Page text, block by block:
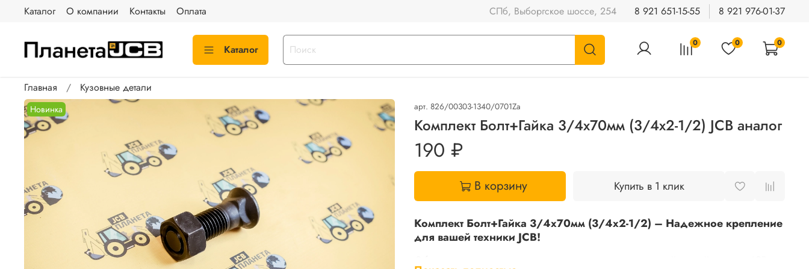
Каталог О компании Контакты Оплата СПб, Выборгское шоссе, 254 8 921 651-15-55 8 921 976-01-37
Каталог 0 0 0
Главная Кузовные детали
Новинка арт. 826/00303-1340/0701Za
Комплект Болт+Гайка 3/4х70мм (3/4х2-1/2) JCB аналог
190 ₽
В корзину Купить в 1 клик
Комплект Болт+Гайка 3/4х70мм (3/4х2-1/2) – Надежное крепление
для вашей техники JCB!